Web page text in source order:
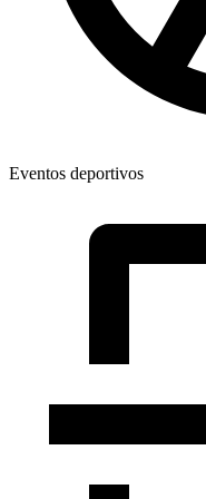
Eventos deportivos